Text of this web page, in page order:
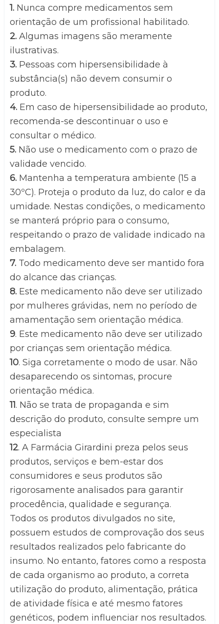
1. Nunca compre medicamentos sem
orientação de um profissional habilitado.
2. Algumas imagens são meramente
ilustrativas.
3. Pessoas com hipersensibilidade à
substância(s) não devem consumir o
produto.
4. Em caso de hipersensibilidade ao produto,
recomenda-se descontinuar o uso e
consultar o médico.
5. Não use o medicamento com o prazo de
validade vencido.
6. Mantenha a temperatura ambiente (15 a
30ºC). Proteja o produto da luz, do calor e da
umidade. Nestas condições, o medicamento
se manterá próprio para o consumo,
respeitando o prazo de validade indicado na
embalagem.
7. Todo medicamento deve ser mantido fora
do alcance das crianças.
8. Este medicamento não deve ser utilizado
por mulheres grávidas, nem no período de
amamentação sem orientação médica.
9. Este medicamento não deve ser utilizado
por crianças sem orientação médica.
10. Siga corretamente o modo de usar. Não
desaparecendo os sintomas, procure
orientação médica.
11. Não se trata de propaganda e sim
descrição do produto, consulte sempre um
especialista
12. A Farmácia Girardini preza pelos seus
produtos, serviços e bem-estar dos
consumidores e seus produtos são
rigorosamente analisados para garantir
procedência, qualidade e segurança.
Todos os produtos divulgados no site,
possuem estudos de comprovação dos seus
resultados realizados pelo fabricante do
insumo. No entanto, fatores como a resposta
de cada organismo ao produto, a correta
utilização do produto, alimentação, prática
de atividade física e até mesmo fatores
genéticos, podem influenciar nos resultados.